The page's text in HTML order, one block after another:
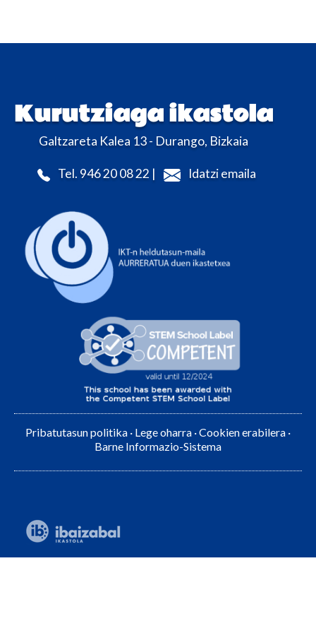
Kurutziaga ikastola
Galtzareta Kalea 13 - Durango, Bizkaia
Tel. 946 20 08 22 | Idatzi emaila
Pribatutasun politika · Lege oharra ·Cookien erabilera ·
Barne Informazio-Sistema